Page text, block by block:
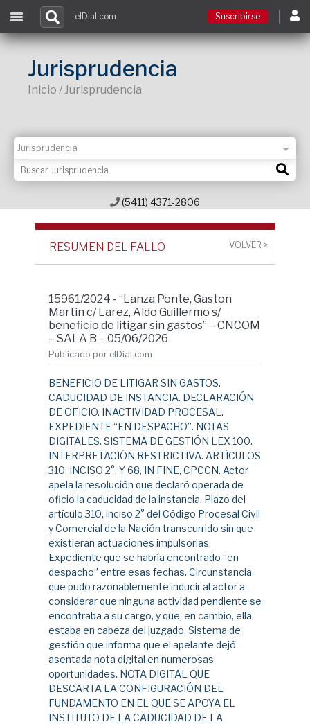
Contacto
elDial.com Suscribirse
Jurisprudencia
Inicio / Jurisprudencia
(5411) 4371-2806
RESUMEN DEL FALLO VOLVER >
15961/2024 - “Lanza Ponte, Gaston
Martin c/ Larez, Aldo Guillermo s/
beneficio de litigar sin gastos” – CNCOM
– SALA B – 05/06/2026
Publicado por elDial.com
BENEFICIO DE LITIGAR SIN GASTOS.
CADUCIDAD DE INSTANCIA. DECLARACIÓN
DE OFICIO. INACTIVIDAD PROCESAL.
EXPEDIENTE “EN DESPACHO”. NOTAS
DIGITALES. SISTEMA DE GESTIÓN LEX 100.
INTERPRETACIÓN RESTRICTIVA. ARTÍCULOS
310, INCISO 2°, Y 68, IN FINE, CPCCN. Actor
apela la resolución que declaró operada de
oficio la caducidad de la instancia. Plazo del
artículo 310, inciso 2° del Código Procesal Civil
y Comercial de la Nación transcurrido sin que
existieran actuaciones impulsorias.
Expediente que se habría encontrado “en
despacho” entre esas fechas. Circunstancia
que pudo razonablemente inducir al actor a
considerar que ninguna actividad pendiente se
encontraba a su cargo, y que, en cambio, ella
estaba en cabeza del juzgado. Sistema de
gestión que informa que el apelante dejó
asentada nota digital en numerosas
oportunidades. NOTA DIGITAL QUE
DESCARTA LA CONFIGURACIÓN DEL
FUNDAMENTO EN EL QUE SE APOYA EL
INSTITUTO DE LA CADUCIDAD DE LA